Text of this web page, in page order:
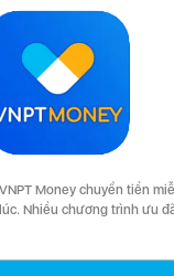
VNPT Money chuyển tiền
lúc. Nhiều chương trình ưu